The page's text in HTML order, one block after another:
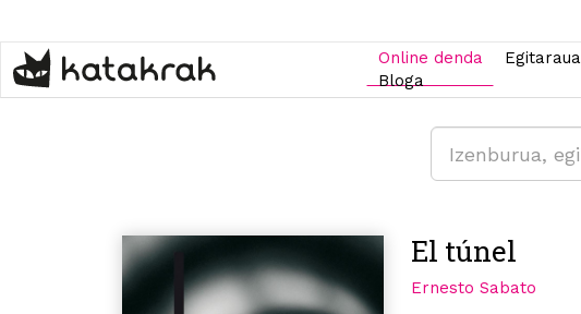
main
content
Online denda Egitaraua
Bloga
El túnel
Ernesto Sabato